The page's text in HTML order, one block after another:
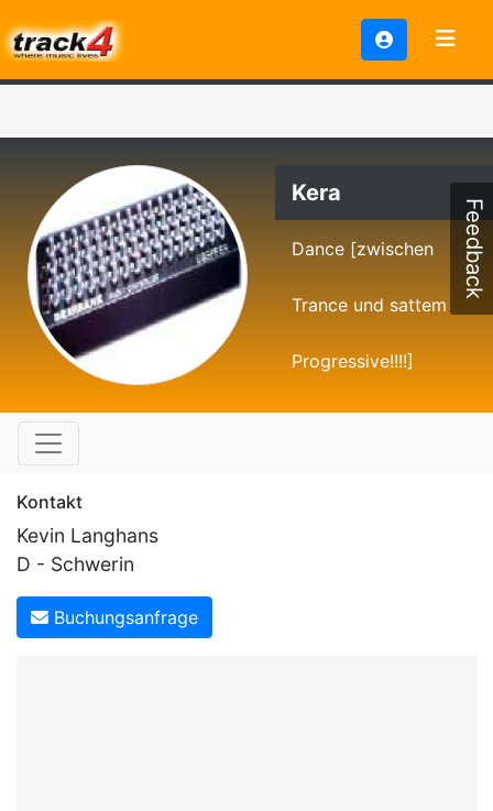
Kera
Dance [zwischen
Trance und sattem
Progressive!!!!]
Kontakt
Kevin Langhans
D - Schwerin
Buchungsanfrage
Feedback